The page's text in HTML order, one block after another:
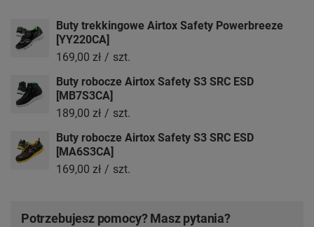
Buty trekkingowe Airtox Safety Powerbreeze
[YY220CA]
169,00 zł / szt.
Buty robocze Airtox Safety S3 SRC ESD
[MB7S3CA]
189,00 zł / szt.
Buty robocze Airtox Safety S3 SRC ESD
[MA6S3CA]
169,00 zł / szt.
Potrzebujesz pomocy? Masz pytania?